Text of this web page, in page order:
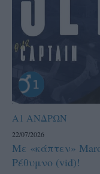
Α1 ΑΝΔΡΩΝ
22/07/2026
Με «κάπτεν»
Ρέθυμνο (vid)!